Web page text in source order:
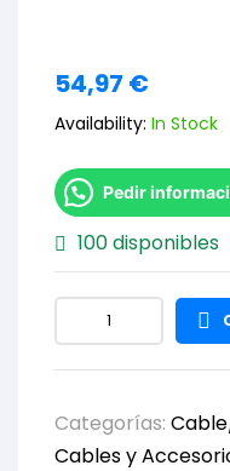
54,97 €
Availability: In Stock
Pedir
100 disponibles
Categorías:
Cables y